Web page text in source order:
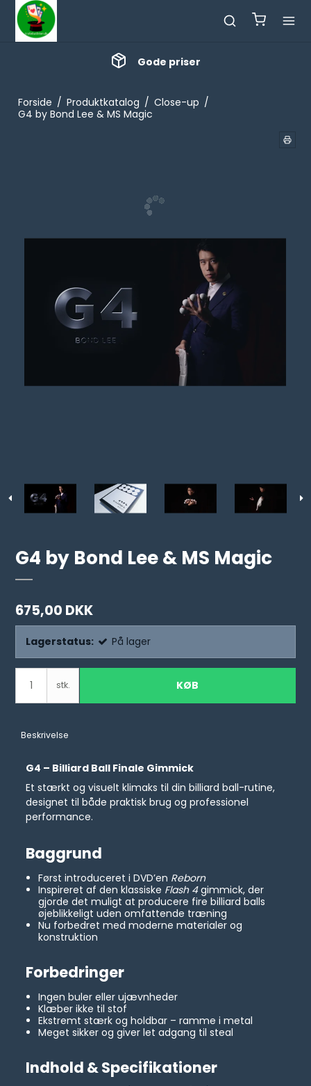
Gode priser
Forside / Produktkatalog / Close-up /
G4 by Bond Lee & MS Magic
G4 by Bond Lee & MS Magic
675,00 DKK
Lagerstatus: På lager
stk. KØB
Beskrivelse
G4 – Billiard Ball Finale Gimmick
Et stærkt og visuelt klimaks til din billiard ball-rutine,
designet til både praktisk brug og professionel
performance.
Baggrund
Først introduceret i DVD’en Reborn
Inspireret af den klassiske Flash 4gimmick, der
gjorde det muligt at producere fire billiard balls
øjeblikkeligt uden omfattende træning
Nu forbedret med moderne materialer og
konstruktion
Forbedringer
Ingen buler eller ujævnheder
Klæber ikke til stof
Ekstremt stærk og holdbar – ramme i metal
Meget sikker og giver let adgang til steal
Indhold & Specifikationer